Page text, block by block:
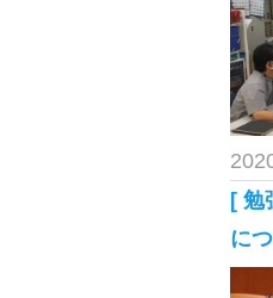
[ 勉
に